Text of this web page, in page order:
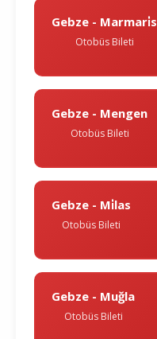
Gebze - Marmari̇s
Otobüs Bileti
Gebze - Mengen
Otobüs Bileti
Gebze - Mi̇las
Otobüs Bileti
Gebze - Muğla
Otobüs Bileti